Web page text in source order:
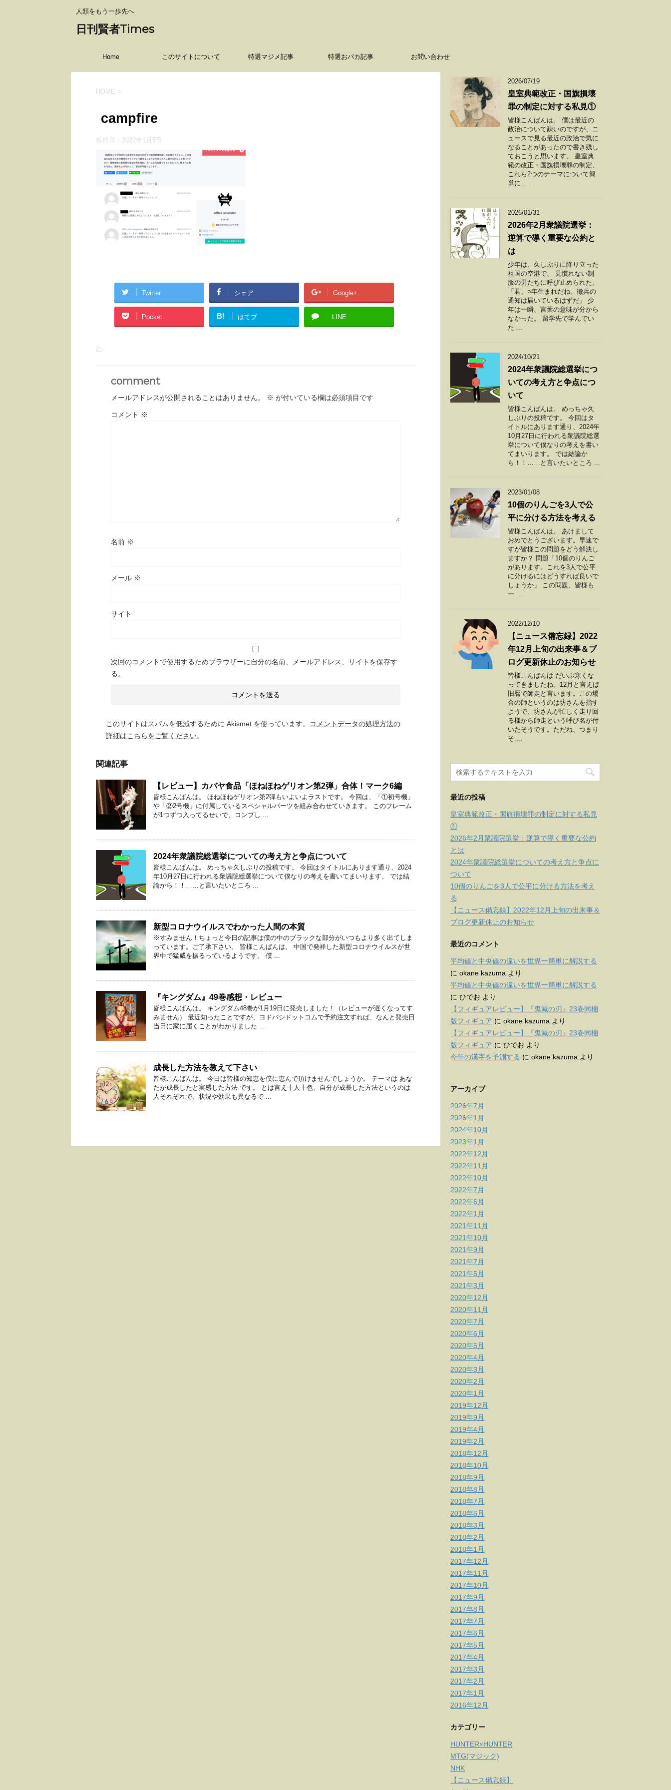
人類をもう一歩先へ
日刊賢者Times
Home このサイトについて 特選マジメ記事 特選おバカ記事 お問い合わせ
HOME >
campfire
投稿日： 2022年1月5日
Twitter シェア Google+
Pocket B! はてブ LINE
-
comment
メールアドレスが公開されることはありません。 ※ が付いている欄は必須項目です
コメント ※
名前 ※
メール ※
サイト
次回のコメントで使用するためブラウザーに自分の名前、メールアドレス、サイトを保存す
る。
このサイトはスパムを低減するために Akismet を使っています。
コメントデータの処理方法の
詳細はこちらをご覧ください。
関連記事
【レビュー】カバヤ食品「ほねほねゲリオン第2弾」合体！マーク6編
皆様こんばんは。 ほねほねゲリオン第2弾もいよいよラストです。 今回は、「①初号機」
や「②2号機」に付属しているスペシャルパーツを組み合わせていきます。 このフレーム
が1つずつ入ってるせいで、コンプし ...
2024年衆議院総選挙についての考え方と争点について
皆様こんばんは。 めっちゃ久しぶりの投稿です。 今回はタイトルにあります通り、2024
年10月27日に行われる衆議院総選挙について僕なりの考えを書いてまいります。 では結
論から！！……と言いたいところ ...
新型コロナウイルスでわかった人間の本質
※すみません！ちょっと今日の記事は僕の中のブラックな部分がいつもより多く出てしま
っています。ご了承下さい。 皆様こんばんは。 中国で発祥した新型コロナウイルスが世
界中で猛威を振るっているようです。 僕 ...
『キングダム』49巻感想・レビュー
皆様こんばんは。 キングダム48巻が1月19日に発売しました！（レビューが遅くなってす
みません） 最近知ったことですが、ヨドバシドットコムで予約注文すれば、なんと発売日
当日に家に届くことがわかりました ...
成長した方法を教えて下さい
皆様こんばんは。 今日は皆様の知恵を僕に恵んで頂けませんでしょうか。 テーマは あな
たが成長したと実感した方法 です。 とは言え十人十色、自分が成長した方法というのは
人それぞれで、状況や効果も異なるで ...
2026/07/19
皇室典範改正・国旗損壊
罪の制定に対する私見①
皆様こんばんは。 僕は最近の
政治について疎いのですが、ニ
ュースで見る最近の政治で気に
なることがあったので書き残し
ておこうと思います。 皇室典
範の改正・国旗損壊罪の制定、
これら2つのテーマについて簡
単に ...
2026/01/31
2026年2月衆議院選挙：
逆算で導く重要な公約と
は
少年は、久しぶりに降り立った
祖国の空港で、 見慣れない制
服の男たちに呼び止められた。
「君、○年生まれだね。徴兵の
通知は届いているはずだ」 少
年は一瞬、言葉の意味が分から
なかった。 留学先で学んでい
た ...
2024/10/21
2024年衆議院総選挙につ
いての考え方と争点につ
いて
皆様こんばんは。 めっちゃ久
しぶりの投稿です。 今回はタ
イトルにあります通り、2024年
10月27日に行われる衆議院総選
挙について僕なりの考えを書い
てまいります。 では結論か
ら！！……と言いたいところ ...
2023/01/08
10個のりんごを3人で公
平に分ける方法を考える
皆様こんばんは。 あけまして
おめでとうございます。早速で
すが皆様この問題をどう解決し
ますか？ 問題「10個のりんご
があります。これを3人で公平
に分けるにはどうすれば良いで
しょうか」 この問題、皆様も
一 ...
2022/12/10
【ニュース備忘録】2022
年12月上旬の出来事＆ブ
ログ更新休止のお知らせ
皆様こんばんは だいぶ寒くな
ってきましたね。12月と言えば
旧暦で師走と言います。この場
合の師というのは坊さんを指す
ようで、坊さんが忙しく走り回
る様から師走という呼び名が付
いたそうです。ただね、つまり
そ ...
最近の投稿
皇室典範改正・国旗損壊罪の制定に対する私見
①
2026年2月衆議院選挙：逆算で導く重要な公約
とは
2024年衆議院総選挙についての考え方と争点に
ついて
10個のりんごを3人で公平に分ける方法を考え
る
【ニュース備忘録】2022年12月上旬の出来事＆
ブログ更新休止のお知らせ
最近のコメント
平均値と中央値の違いを世界一簡単に解説する
に okane kazuma より
平均値と中央値の違いを世界一簡単に解説する
に ひでお より
【フィギュアレビュー】『鬼滅の刃』23巻同梱
版フィギュア に okane kazuma より
【フィギュアレビュー】『鬼滅の刃』23巻同梱
版フィギュア に ひでお より
今年の漢字を予測する に okane kazuma より
アーカイブ
2026年7月
2026年1月
2024年10月
2023年1月
2022年12月
2022年11月
2022年10月
2022年7月
2022年6月
2022年1月
2021年11月
2021年10月
2021年9月
2021年7月
2021年5月
2021年3月
2020年12月
2020年11月
2020年7月
2020年6月
2020年5月
2020年4月
2020年3月
2020年2月
2020年1月
2019年12月
2019年9月
2019年4月
2019年2月
2018年12月
2018年10月
2018年9月
2018年8月
2018年7月
2018年6月
2018年3月
2018年2月
2018年1月
2017年12月
2017年11月
2017年10月
2017年9月
2017年8月
2017年7月
2017年6月
2017年5月
2017年4月
2017年3月
2017年2月
2017年1月
2016年12月
カテゴリー
HUNTER×HUNTER
MTG(マジック)
NHK
【ニュース備忘録】